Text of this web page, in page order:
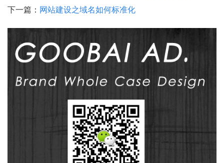
下一篇： 网站建设之域名如何标准化